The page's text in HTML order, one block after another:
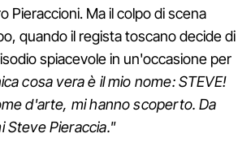
Pieraccioni. Ma il colpo di scena
quando il regista toscano decide di
spiacevole in un'occasione per
cosa vera è il mio nome: STEVE!
d'arte, mi hanno scoperto. Da
Steve Pieraccia."